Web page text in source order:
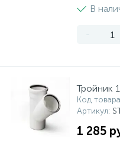
В
-
Тройник
Код товара
Артикул:
1 285